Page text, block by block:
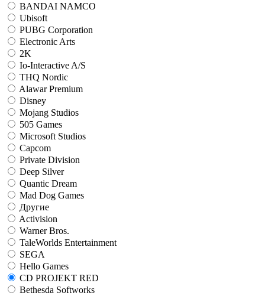
BANDAI NAMCO
Ubisoft
PUBG Corporation
Electronic Arts
2K
Io-Interactive A/S
THQ Nordic
Alawar Premium
Disney
Mojang Studios
505 Games
Microsoft Studios
Capcom
Private Division
Deep Silver
Quantic Dream
Mad Dog Games
Другие
Activision
Warner Bros.
TaleWorlds Entertainment
SEGA
Hello Games
CD PROJEKT RED
Bethesda Softworks